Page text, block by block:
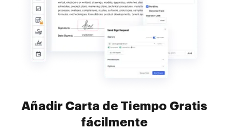
Añadir Carta de Tiempo Gratis
fácilmente